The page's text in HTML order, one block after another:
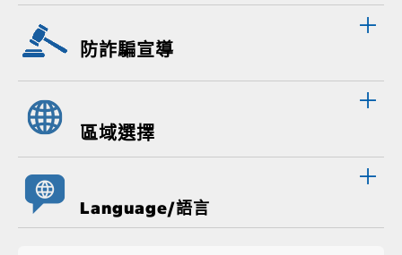
防詐騙宣導
區域選擇
Language/語言